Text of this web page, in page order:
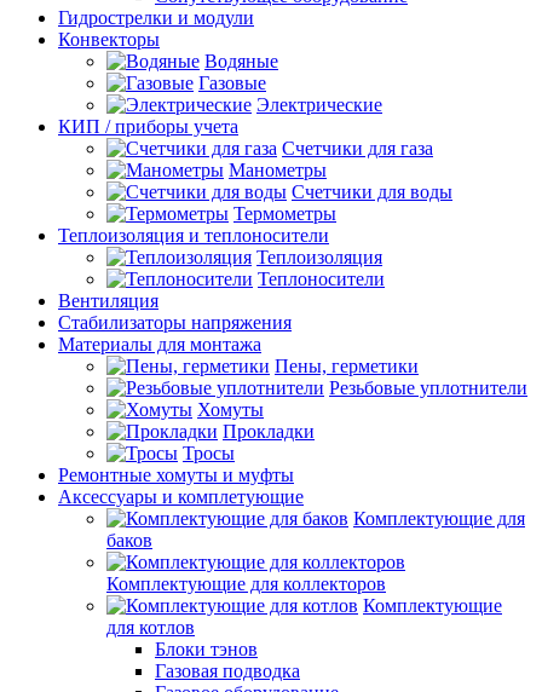
Гидрострелки и модули
Конвекторы
Водяные
Газовые
Электрические
КИП / приборы учета
Счетчики для газа
Манометры
Счетчики для воды
Термометры
Теплоизоляция и теплоносители
Теплоизоляция
Теплоносители
Вентиляция
Стабилизаторы напряжения
Материалы для монтажа
Пены, герметики
Резьбовые уплотнители
Хомуты
Прокладки
Тросы
Ремонтные хомуты и муфты
Аксессуары и комплетующие
Комплектующие для
баков
Комплектующие для коллекторов
Комплектующие
для котлов
Блоки тэнов
Газовая подводка